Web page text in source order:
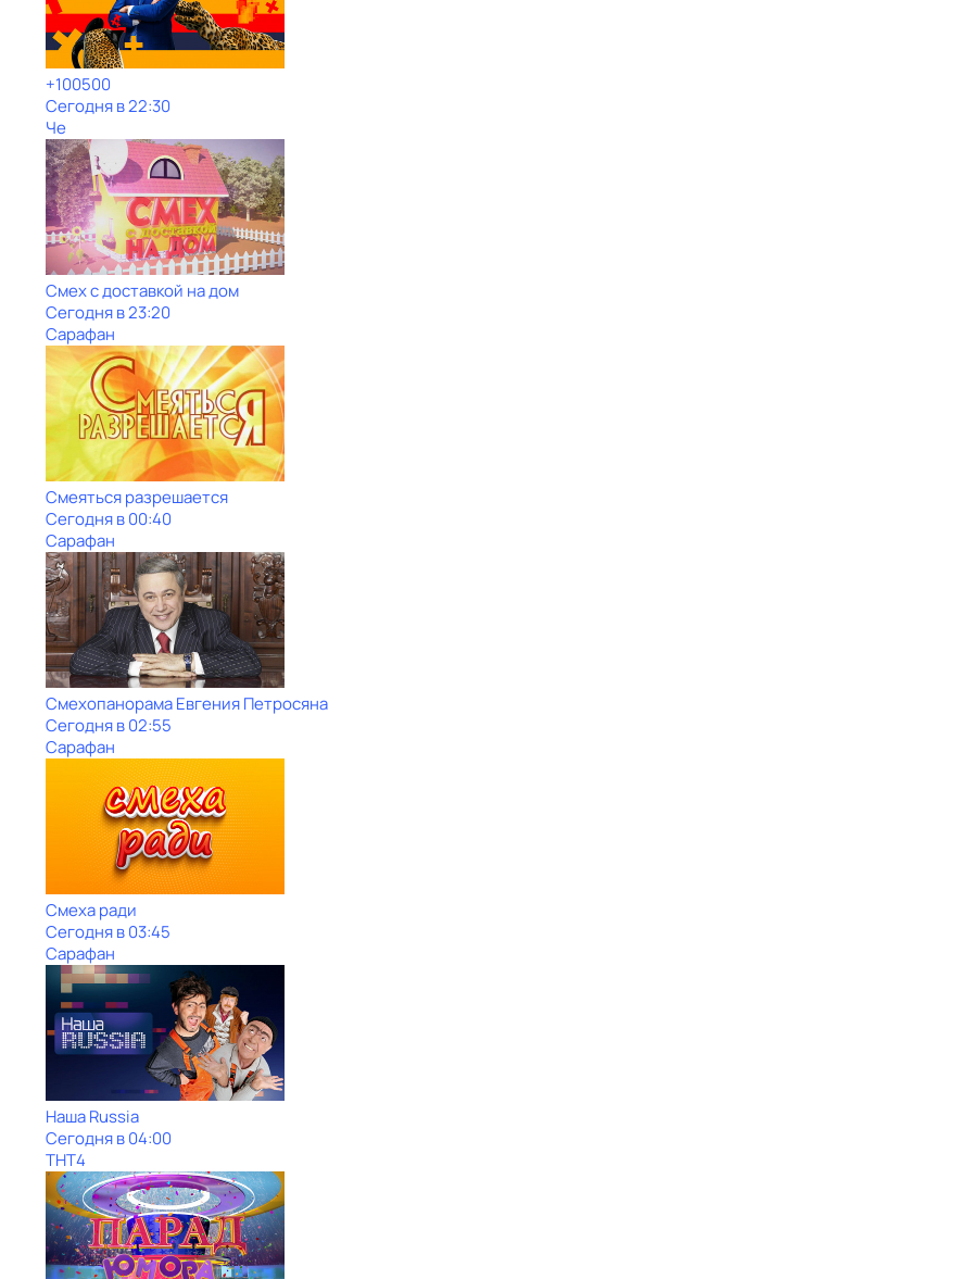
+100500
Сегодня в 22:30
Че
Смех с доставкой на дом
Сегодня в 23:20
Сарафан
Смеяться разрешается
Сегодня в 00:40
Сарафан
Смехопанорама Евгения Петросяна
Сегодня в 02:55
Сарафан
Смеха ради
Сегодня в 03:45
Сарафан
Наша Russia
Сегодня в 04:00
ТНТ4